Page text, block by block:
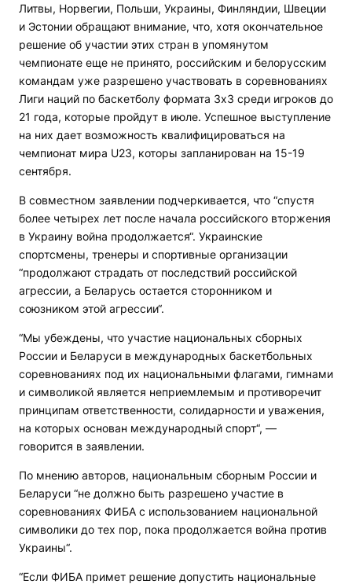
Литвы, Норвегии, Польши, Украины, Финляндии, Швеции
и Эстонии обращают внимание, что, хотя окончательное
решение об участии этих стран в упомянутом
чемпионате еще не принято, российским и белорусским
командам уже разрешено участвовать в соревнованиях
Лиги наций по баскетболу формата 3х3 среди игроков до
21 года, которые пройдут в июле. Успешное выступление
на них дает возможность квалифицироваться на
чемпионат мира U23, которы запланирован на 15-19
сентября.
В совместном заявлении подчеркивается, что “спустя
более четырех лет после начала российского вторжения
в Украину война продолжается“. Украинские
спортсмены, тренеры и спортивные организации
“продолжают страдать от последствий российской
агрессии, а Беларусь остается сторонником и
союзником этой агрессии“.
“Мы убеждены, что участие национальных сборных
России и Беларуси в международных баскетбольных
соревнованиях под их национальными флагами, гимнами
и символикой является неприемлемым и противоречит
принципам ответственности, солидарности и уважения,
на которых основан международный спорт“, —
говорится в заявлении.
По мнению авторов, национальным сборным России и
Беларуси “не должно быть разрешено участие в
соревнованиях ФИБА с использованием национальной
символики до тех пор, пока продолжается война против
Украины“.
“Если ФИБА примет решение допустить национальные